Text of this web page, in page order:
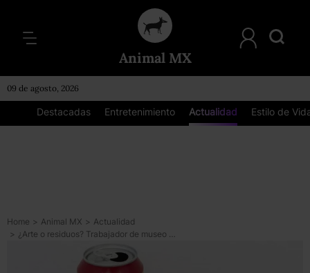
Animal MX
09 de agosto, 2026
Destacadas Entretenimiento Actualidad Estilo de
Home > Animal MX > Actualidad
>
¿Arte o residuos? Trabajador de museo tiró obra de arte al confundirla con basura